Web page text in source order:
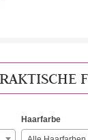
Haarfarbe